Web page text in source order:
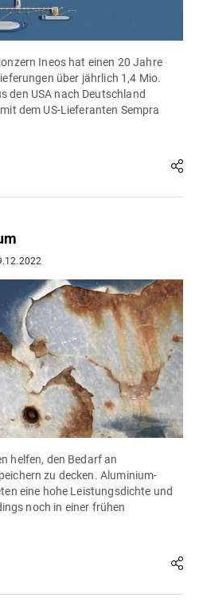
Ineos hat einen 20 Jahre
über jährlich 1,4 Mio.
den USA nach Deutschland
dem US-Lieferanten Sempra
helfen, den Bedarf an
zu decken. Aluminium-
eine hohe Leistungsdichte und
noch in einer frühen